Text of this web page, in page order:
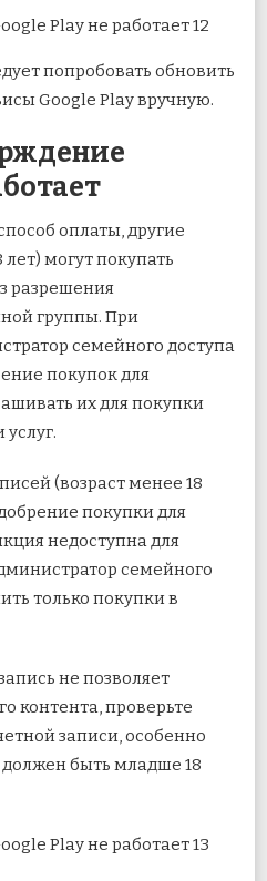
попробовать обновить
Google Play вручную.
оплаты, другие
могут покупать
разрешения
группы. При
семейного доступа
покупок для
их для покупки
(возраст менее 18
покупки для
недоступна для
семейного
только покупки в
не позволяет
контента, проверьте
записи, особенно
должен быть младше 18